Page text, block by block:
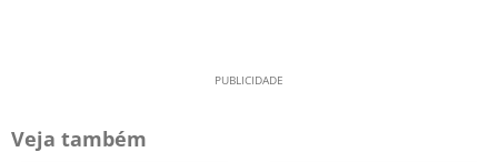
Veja também